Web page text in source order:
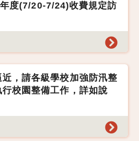
度(7/20-7/24)收費規定訪
，請各級學校加強防汛整
校園整備工作，詳如說